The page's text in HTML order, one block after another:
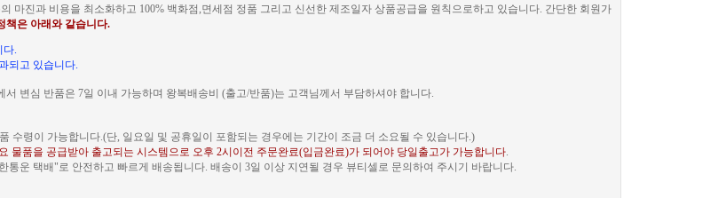
마진과 비용을 최소화하고 100% 백화점,면세점 정품 그리고 신선한 제조일자 상품공급을 원칙으로하고 있습니다. 간단한 회원가
책은 아래와 같습니다.
다.
되고 있습니다.
서 변심 반품은 7일 이내 가능하며 왕복배송비 (출고/반품)는 고객님께서 부담하셔야 합니다.
수령이 가능합니다.(단, 일요일 및 공휴일이 포함되는 경우에는 기간이 조금 더 소요될 수 있습니다.)
물품을 공급받아 출고되는 시스템으로 오후 2시이전 주문완료(입금완료)가 되어야 당일출고가 가능합니다.
통운 택배"로 안전하고 빠르게 배송됩니다. 배송이 3일 이상 지연될 경우 뷰티셀로 문의하여 주시기 바랍니다.